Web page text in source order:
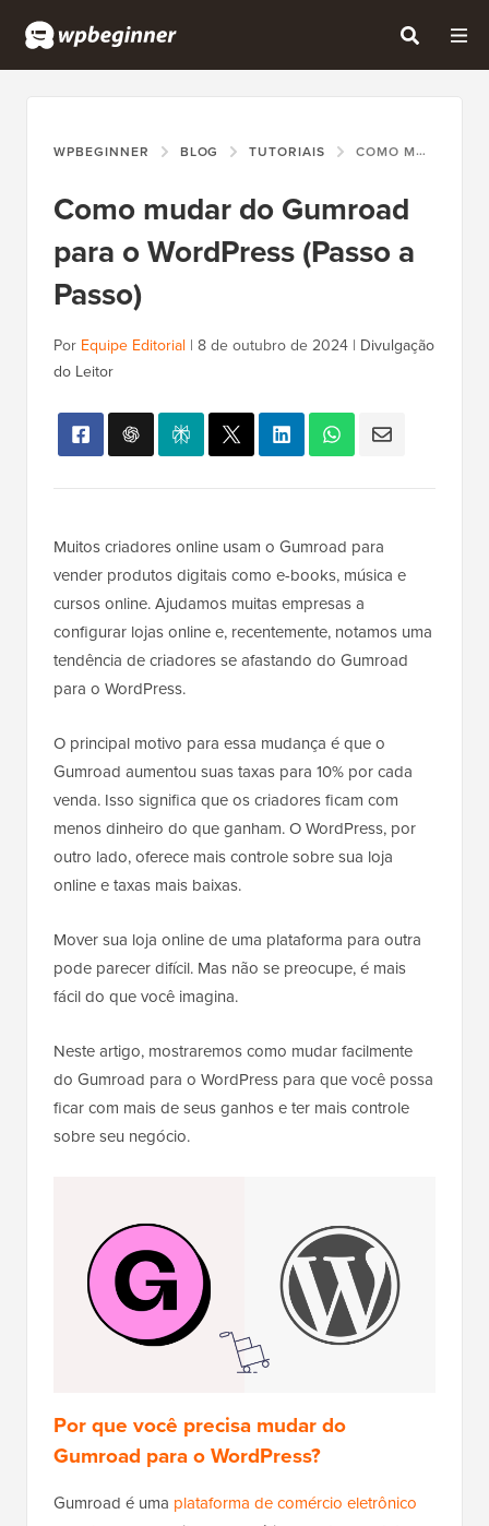
WPBEGINNER BLOG TUTORIAIS COMO MUDAR DO GUMROAD PARA O WORDPRESS (PASSO A PASSO)
Como mudar do Gumroad
para o WordPress (Passo a
Passo)
Por Equipe Editorial | 8 de outubro de 2024 | Divulgação
do Leitor
Muitos criadores online usam o Gumroad para
vender produtos digitais como e-books, música e
cursos online. Ajudamos muitas empresas a
configurar lojas online e, recentemente, notamos uma
tendência de criadores se afastando do Gumroad
para o WordPress.
O principal motivo para essa mudança é que o
Gumroad aumentou suas taxas para 10% por cada
venda. Isso significa que os criadores ficam com
menos dinheiro do que ganham. O WordPress, por
outro lado, oferece mais controle sobre sua loja
online e taxas mais baixas.
Mover sua loja online de uma plataforma para outra
pode parecer difícil. Mas não se preocupe, é mais
fácil do que você imagina.
Neste artigo, mostraremos como mudar facilmente
do Gumroad para o WordPress para que você possa
ficar com mais de seus ganhos e ter mais controle
sobre seu negócio.
Por que você precisa mudar do
Gumroad para o WordPress?
Gumroad é uma plataforma de comércio eletrônico